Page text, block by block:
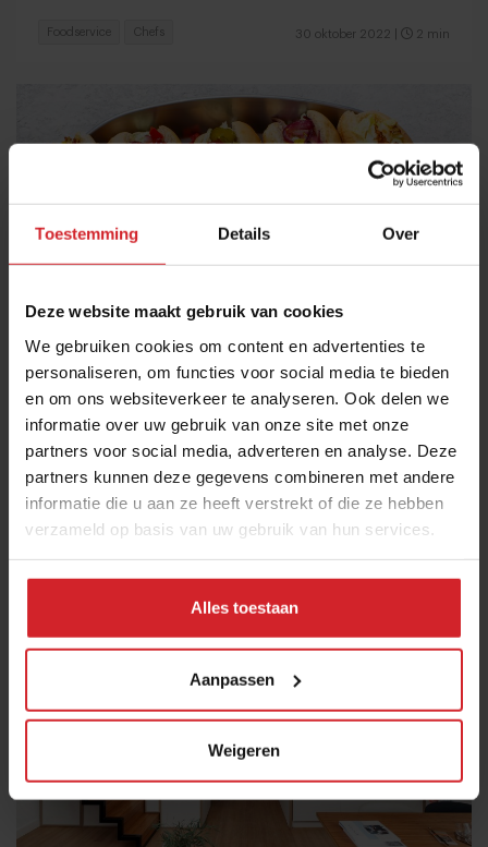
Toestemming Details Over
Deze website maakt gebruik van cookies
We gebruiken cookies om content en advertenties te
personaliseren, om functies voor social media te bieden
en om ons websiteverkeer te analyseren. Ook delen we
informatie over uw gebruik van onze site met onze
partners voor social media, adverteren en analyse. Deze
partners kunnen deze gegevens combineren met andere
informatie die u aan ze heeft verstrekt of die ze hebben
verzameld op basis van uw gebruik van hun services.
Alles toestaan
Aanpassen
Weigeren
30 oktober 2022 2 min
Foodservice Chefs
De loaded-trend zet verder door
Toppings geven letterlijk en figuurlijk meerwaarde aan
30 oktober 2022| 4 min
Fastservice Dark kitchens